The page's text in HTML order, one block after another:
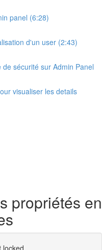
panel (6:28)
d'un user (2:43)
sécurité sur Admin Panel
visualiser les details
propriétés en
locked